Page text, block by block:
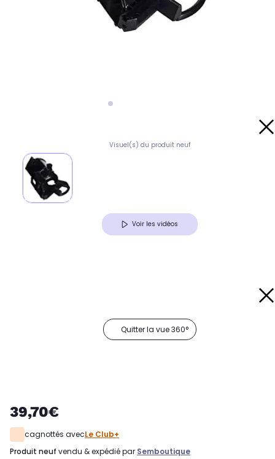
Visuel(s) du produit neuf
Voir les vidéos
Quitter la vue 360°
39,70€
cagnottés avecLe Club+
produit neuf vendu & expédié par Semboutique